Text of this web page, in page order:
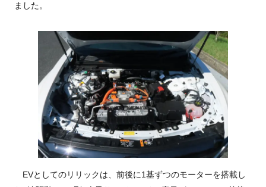
ました。
EVとしてのリリックは、前後に1基ずつのモーターを搭載し